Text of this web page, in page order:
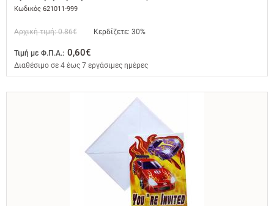
Κωδικός 621011-999
Αρχική τιμή: 0.86€ Κερδίζετε: 30%
Τιμή με Φ.Π.Α.: 0,60€
Διαθέσιμο σε 4 έως 7 εργάσιμες ημέρες